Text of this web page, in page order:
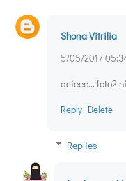
Shona Vitrilia
5/05/2017
acieee... foto2
Reply Delete
Replies